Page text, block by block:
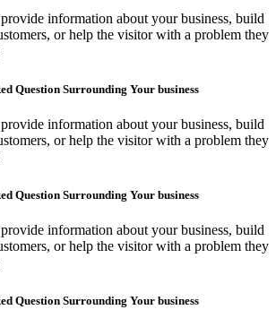
information about your business, build
or help the visitor with a problem they
Question Surrounding Your business
information about your business, build
or help the visitor with a problem they
Question Surrounding Your business
information about your business, build
or help the visitor with a problem they
Question Surrounding Your business